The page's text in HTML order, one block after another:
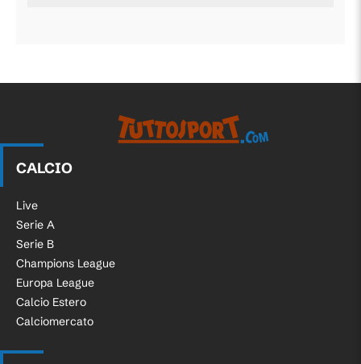
CALCIO
Live
Serie A
Serie B
Champions League
Europa League
Calcio Estero
Calciomercato